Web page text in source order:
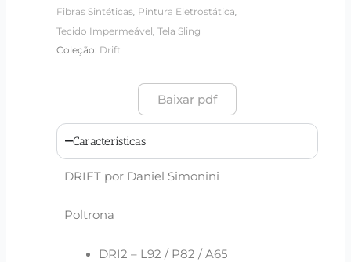
Fibras Sintéticas Pintura Eletrostática
Tecido Impermeável Tela Sling
Coleção: Drift
Baixar pdf
Características
DRIFT por Daniel Simonini
Poltrona
DRI2 – L92 / P82 / A65